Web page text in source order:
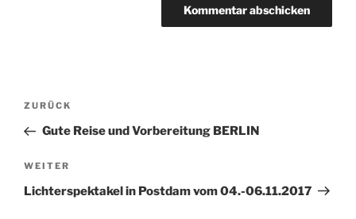
Beitragsnavigation
Vorheriger
Beitrag
ZURÜCK
Gute Reise und Vorbereitung BERLIN
Nächster
Beitrag
WEITER
Lichterspektakel in Postdam vom 04.-06.11.2017